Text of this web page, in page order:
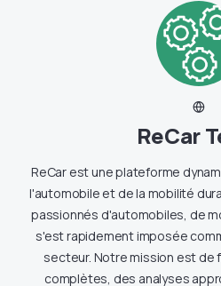
ReCar
ReCar est une plateforme
l'automobile et de la mobilité
passionnés d'automobiles, de
s'est rapidement imposée
secteur. Notre mission est de
complètes, des analyses